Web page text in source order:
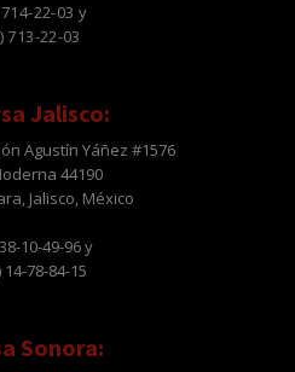
22-03 y
713-22-03
Jalisco:
Agustín Yáñez #1576
44190
Jalisco, México
10-49-96 y
14-78-84-15
Sonora: